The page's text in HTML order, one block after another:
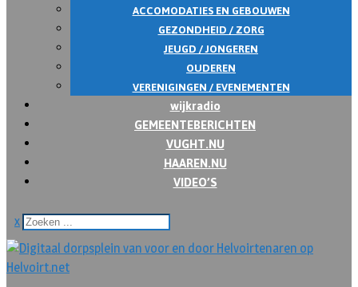
ACCOMODATIES EN GEBOUWEN
GEZONDHEID / ZORG
JEUGD / JONGEREN
OUDEREN
VERENIGINGEN / EVENEMENTEN
wijkradio
GEMEENTEBERICHTEN
VUGHT.NU
HAAREN.NU
VIDEO’S
x